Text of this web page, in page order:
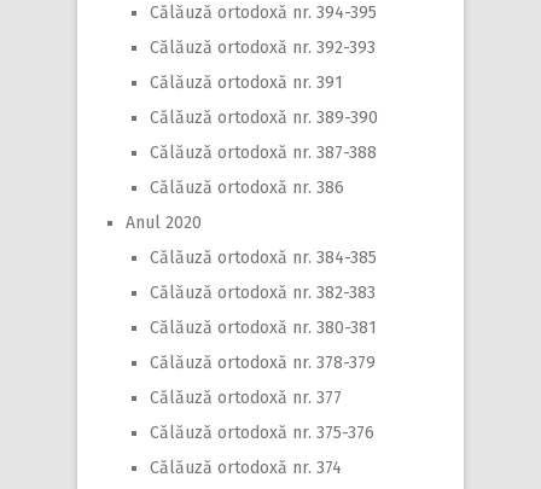
Călăuză ortodoxă nr. 394-395
Călăuză ortodoxă nr. 392-393
Călăuză ortodoxă nr. 391
Călăuză ortodoxă nr. 389-390
Călăuză ortodoxă nr. 387-388
Călăuză ortodoxă nr. 386
Anul 2020
Călăuză ortodoxă nr. 384-385
Călăuză ortodoxă nr. 382-383
Călăuză ortodoxă nr. 380-381
Călăuză ortodoxă nr. 378-379
Călăuză ortodoxă nr. 377
Călăuză ortodoxă nr. 375-376
Călăuză ortodoxă nr. 374